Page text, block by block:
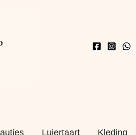
Luiertaart Kleding